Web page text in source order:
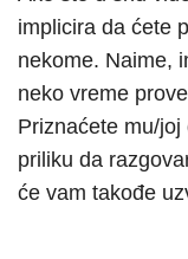
implicira da ćete
nekome. Naime,
neko vreme
Priznaćete mu/
priliku da
će vam takođe